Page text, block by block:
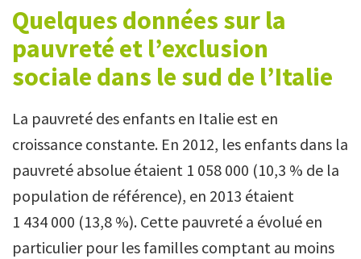
Quelques données sur la
pauvreté et l’exclusion
sociale dans le sud de l’Italie
La pauvreté des enfants en Italie est en
croissance constante. En 2012, les enfants dans la
pauvreté absolue étaient 1 058 000 (10,3 % de la
population de référence), en 2013 étaient
1 434 000 (13,8 %). Cette pauvreté a évolué en
particulier pour les familles comptant au moins